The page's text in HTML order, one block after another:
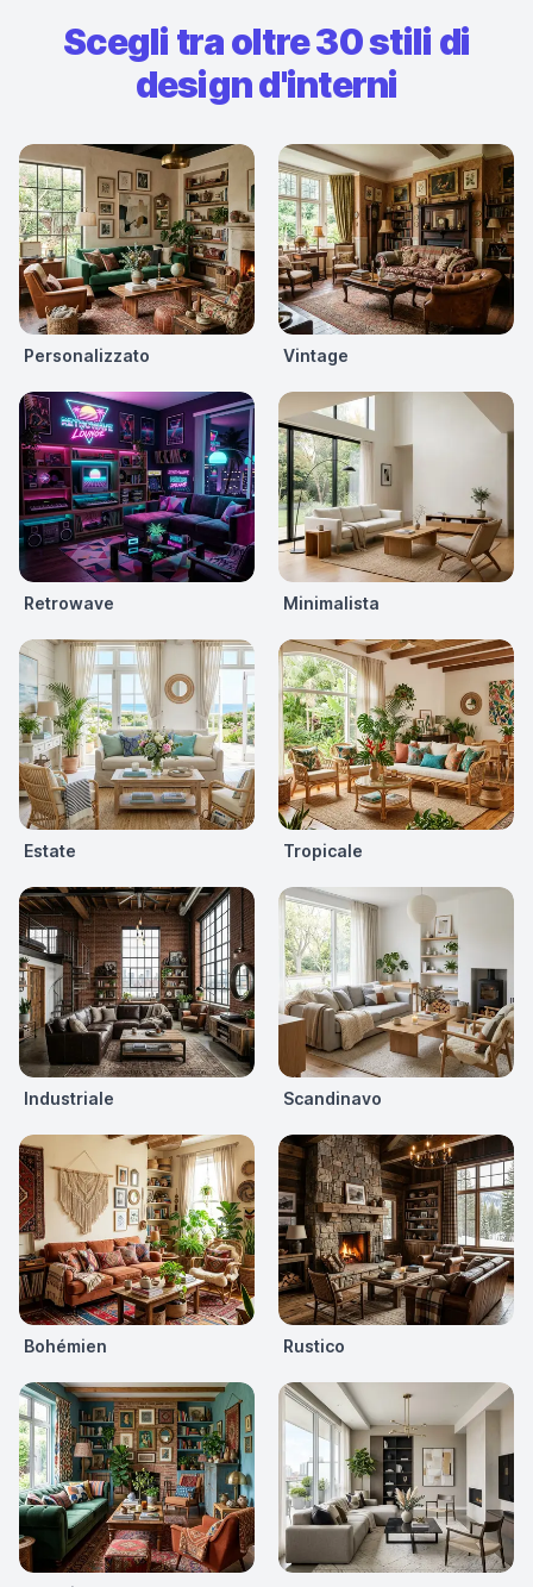
Scegli tra oltre 30 stili di
design d'interni
Personalizzato Vintage
Retrowave Minimalista
Estate Tropicale
Industriale Scandinavo
Bohémien Rustico